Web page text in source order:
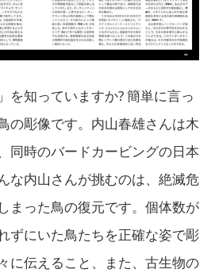
を知っていますか? 簡単に言っ
の彫像です。内山春雄さんは木
同時のバードカービングの日本
な内山さんが挑むのは、絶滅危
まった鳥の復元です。個体数が
ずにいた鳥たちを正確な姿で彫
に伝えること、また、古生物の